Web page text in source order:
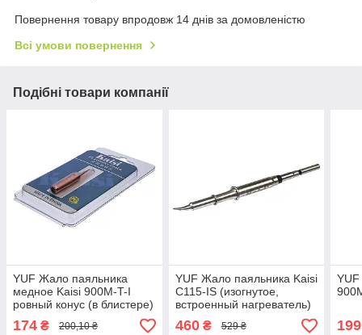
Повернення товару впродовж 14 днів за домовленістю
Всі умови повернення
Подібні товари компанії
YUF Жало паяльника
медное Kaisi 900M-T-I
ровный конус (в блистере)
174 ₴ 200,10 ₴
YUF Жало паяльника Kaisi
C115-IS (изогнутое,
встроенный нагреватель)
460₴ 529 ₴ 199